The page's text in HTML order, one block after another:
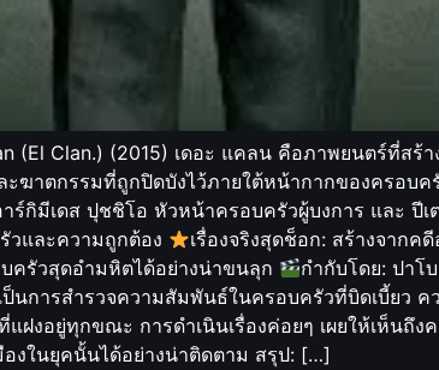
(El Clan.) (2015) เดอะ แคลน คือภาพยนตร์ที่ส
ะฆาตกรรมที่ถูกปิดบังไว้ภายใต้หน้ากากของครอ
ร์กิมีเดส ปุชชิโอ หัวหน้าครอบครัวผู้บงการ และ ปี
วและความถูกต้อง
เรื่องจริงสุดช็อก: สร้างจากค
ครัวสุดอำมหิตได้อย่างน่าขนลุก
กำกับโดย: ปาโ
นการสำรวจความสัมพันธ์ในครอบครัวที่บิดเบี้ยว
แฝงอยู่ทุกขณะ การดำเนินเรื่องค่อยๆ เผยให้เห็
งในยุคนั้นได้อย่างน่าติดตาม สรุป: […]